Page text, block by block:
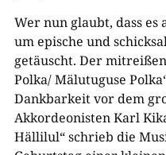
Wer nun glaubt, dass es
um epische und
getäuscht. Der
Polka/ Mälutuguse
Dankbarkeit vor dem
Akkordeonisten Karl
Hällilul“ schrieb die